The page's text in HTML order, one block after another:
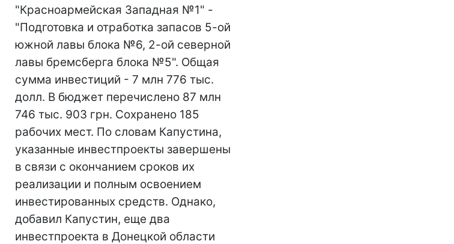
"Красноармейская Западная №1" -
"Подготовка и отработка запасов 5-ой
южной лавы блока №6, 2-ой северной
лавы бремсберга блока №5". Общая
сумма инвестиций - 7 млн 776 тыс.
долл. В бюджет перечислено 87 млн
746 тыс. 903 грн. Сохранено 185
рабочих мест. По словам Капустина,
указанные инвестпроекты завершены
в связи с окончанием сроков их
реализации и полным освоением
инвестированных средств. Однако,
добавил Капустин, еще два
инвестпроекта в Донецкой области